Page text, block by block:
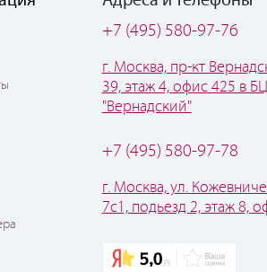
+7 (495) 580-97-76
г. Москва, пр-кт
39, этаж 4, офис 425 в БЦ
"Вернадский"
+7 (495) 580-97-78
г. Москва, ул.
7с1, подьезд 2, этаж 8,